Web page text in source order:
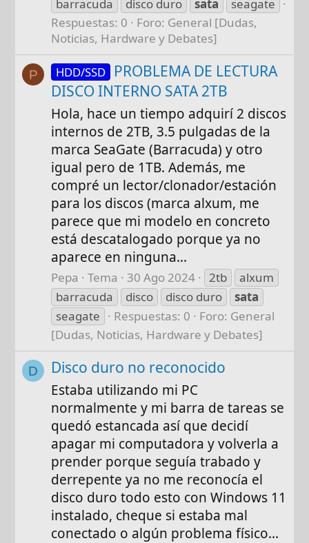
barracuda
disco duro sata
seagate
Respuestas: 0
Foro: General [Dudas,
Noticias, Hardware y Debates]
P HDD/SSD
PROBLEMA DE LECTURA
DISCO INTERNO SATA 2TB
Hola, hace un tiempo adquirí 2 discos
internos de 2TB, 3.5 pulgadas de la
marca SeaGate (Barracuda) y otro
igual pero de 1TB. Además, me
compré un lector/clonador/estación
para los discos (marca alxum, me
parece que mi modelo en concreto
está descatalogado porque ya no
aparece en ninguna...
Pepa Tema 30 Ago 2024 2tb
alxum
barracuda
disco disco duro
sata
seagate
Respuestas: 0 Foro: General
[Dudas, Noticias, Hardware y Debates]
D Disco duro no reconocido
Estaba utilizando mi PC
normalmente y mi barra de tareas se
quedó estancada así que decidí
apagar mi computadora y volverla a
prender porque seguía trabado y
derrepente ya no me reconocía el
disco duro todo esto con Windows 11
instalado, cheque si estaba mal
conectado o algún problema físico...